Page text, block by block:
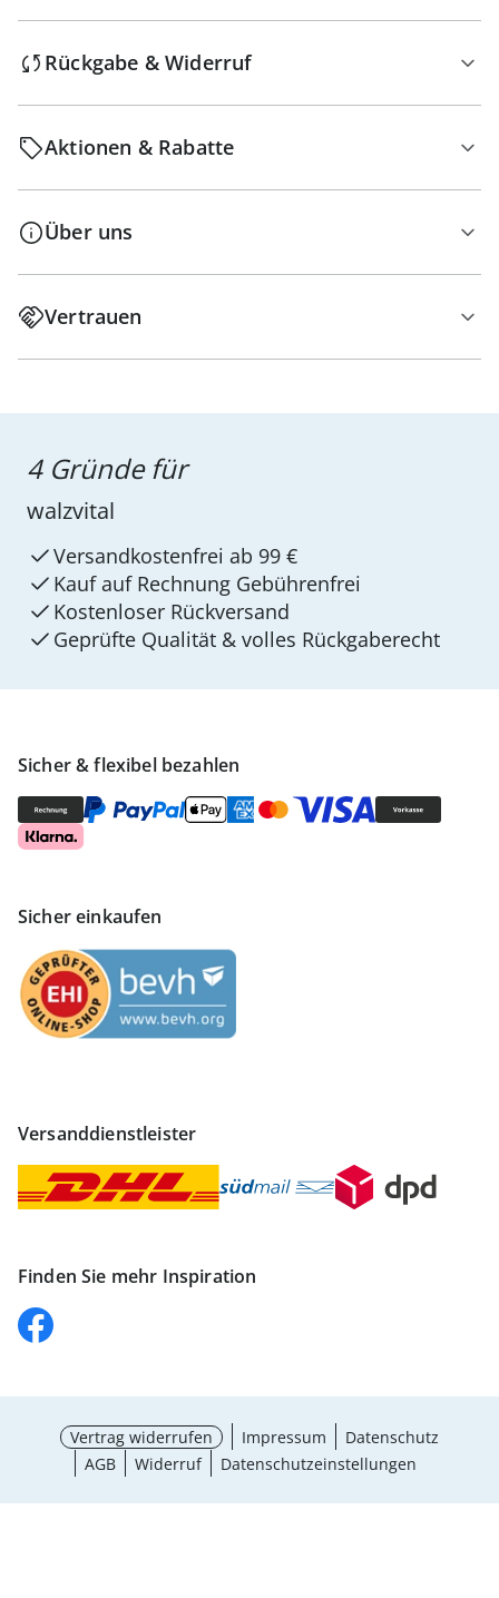
Rückgabe & Widerruf
Aktionen & Rabatte
Über uns
Vertrauen
Sicher & flexibel bezahlen
Sicher einkaufen
Versanddienstleister
Finden Sie mehr Inspiration
4 Gründe für
walzvital
Versandkostenfrei ab 99 €
Kauf auf Rechnung Gebührenfrei
Kostenloser Rückversand
Geprüfte Qualität & volles Rückgaberecht
Vertrag widerrufen Impressum
Datenschutz
AGB
Widerruf Datenschutzeinstellungen